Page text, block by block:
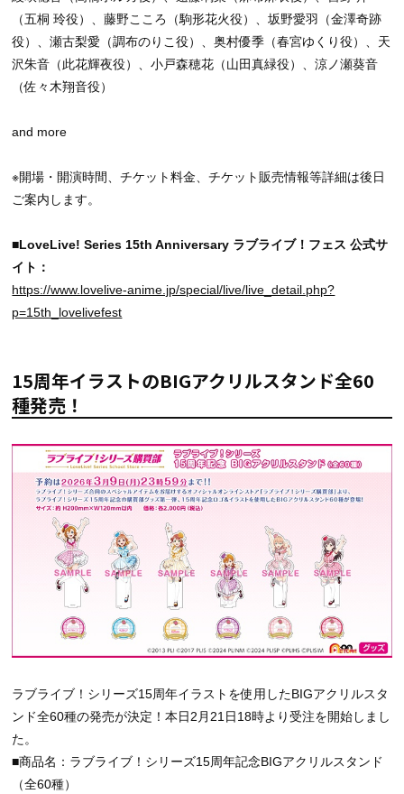
（五桐 玲役）、藤野こころ（駒形花火役）、坂野愛羽（金澤奇跡
役）、瀬古梨愛（調布のりこ役）、奥村優季（春宮ゆくり役）、天
沢朱音（此花輝夜役）、小戸森穂花（山田真緑役）、涼ノ瀬葵音
（佐々木翔音役）
and more
※開場・開演時間、チケット料金、チケット販売情報等詳細は後日
ご案内します。
■LoveLive! Series 15th Anniversary ラブライブ！フェス 公式サ
イト：
https://www.lovelive-anime.jp/special/live/live_detail.php?
p=15th_lovelivefest
15周年イラストのBIGアクリルスタンド全60
種発売！
ラブライブ！シリーズ15周年イラストを使用したBIGアクリルスタ
ンド全60種の発売が決定！本日2月21日18時より受注を開始しまし
た。
■商品名：ラブライブ！シリーズ15周年記念BIGアクリルスタンド
（全60種）